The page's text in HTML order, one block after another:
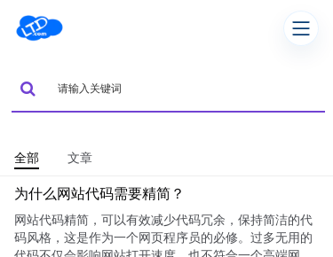
全部 文章
为什么网站代码需要精简？
网站代码精简，可以有效减少代码冗余，保持简洁的代
码风格，这是作为一个网页程序员的必修。过多无用的